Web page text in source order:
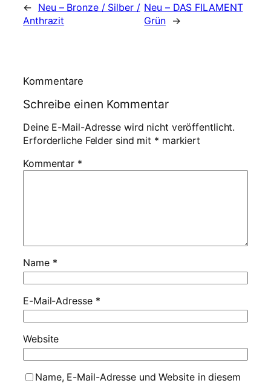
← Neu – Bronze / Silber /
Anthrazit
Neu – DAS FILAMENT
Grün
→
Kommentare
Schreibe einen Kommentar
Deine E-Mail-Adresse wird nicht veröffentlicht.
Erforderliche Felder sind mit * markiert
Kommentar *
Name *
E-Mail-Adresse *
Website
Name, E-Mail-Adresse und Website in diesem